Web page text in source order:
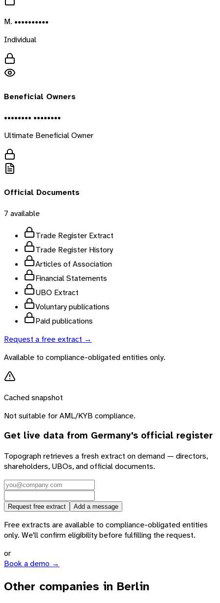
M. ••••••••••
Individual
Beneficial Owners
•••••••• ••••••••
Ultimate Beneficial Owner
Official Documents
7 available
Trade Register Extract
Trade Register History
Articles of Association
Financial Statements
UBO Extract
Voluntary publications
Paid publications
Request a free extract →
Available to compliance-obligated entities only.
Cached snapshot
Not suitable for AML/KYB compliance.
Get live data from Germany's official register
Topograph retrieves a fresh extract on demand — directors,
shareholders, UBOs, and official documents.
Request free extract Add a message
Free extracts are available to compliance-obligated entities
only. We'll confirm eligibility before fulfilling the request.
or
Book a demo →
Other companies in Berlin